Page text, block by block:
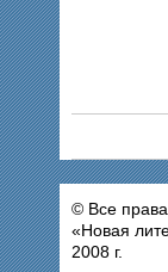
© Все
«Новая
2008 г.